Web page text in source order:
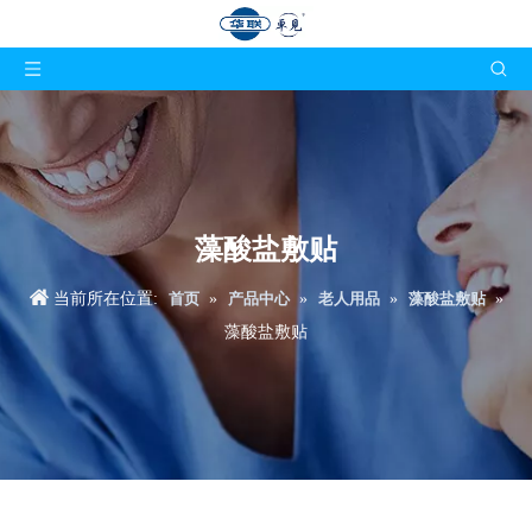
藻酸盐敷贴
当前所在位置: 首页 » 产品中心 » 老人用品 » 藻酸盐敷贴 »
藻酸盐敷贴